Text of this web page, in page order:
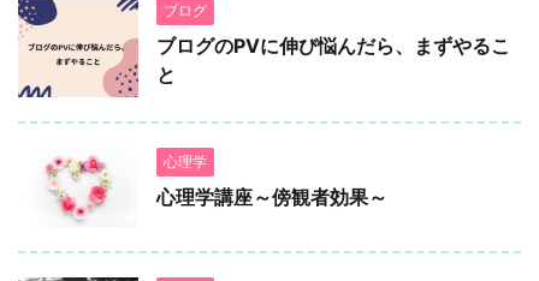
ブログ
ブログのPVに伸び悩んだら、まずやるこ
と
心理学
心理学講座～傍観者効果～